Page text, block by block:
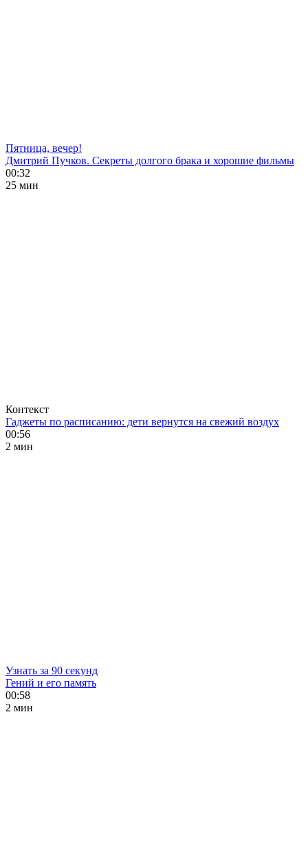
Пятница, вечер!
Дмитрий Пучков. Секреты долгого брака и хорошие фильмы
00:32
25 мин
Контекст
Гаджеты по расписанию: дети вернутся на свежий воздух
00:56
2 мин
Узнать за 90 секунд
Гений и его память
00:58
2 мин